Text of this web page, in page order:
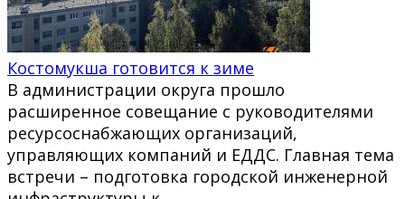
Костомукша готовится к зиме
В администрации округа прошло
расширенное совещание с руководителями
ресурсоснабжающих организаций,
управляющих компаний и ЕДДС. Главная тема
встречи – подготовка городской инженерной